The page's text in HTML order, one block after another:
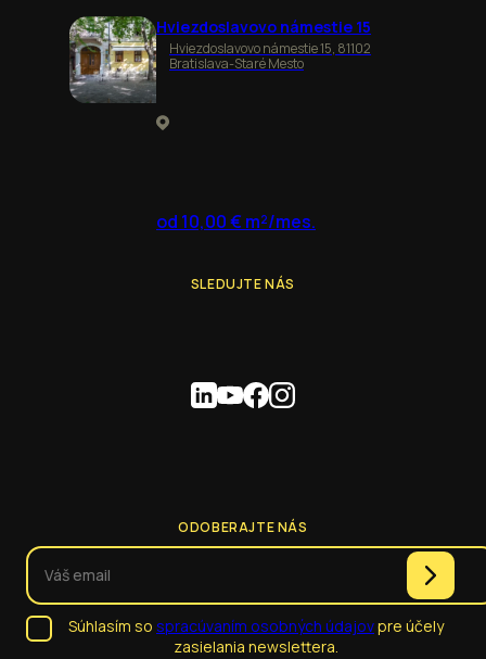
Hviezdoslavovo námestie 15
Hviezdoslavovo námestie 15, 81102
Bratislava-Staré Mesto
od 10,00 € m²/mes.
SLEDUJTE NÁS
ODOBERAJTE NÁS
Súhlasím so spracúvaním osobných údajovpre účely
zasielania newslettera.